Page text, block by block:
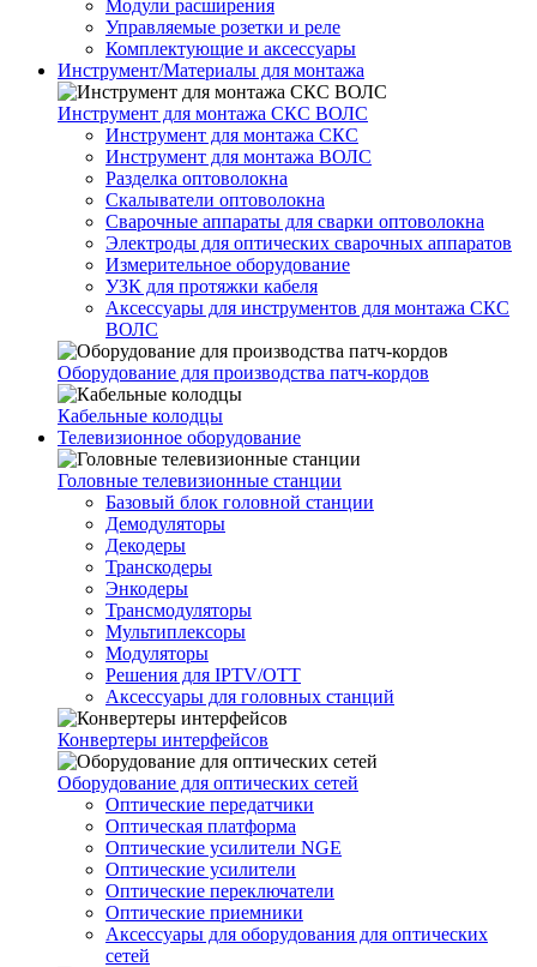
Модули расширения
Управляемые розетки и реле
Комплектующие и аксессуары
Инструмент/Материалы для монтажа
Инструмент для монтажа СКС ВОЛС
Инструмент для монтажа СКС
Инструмент для монтажа ВОЛС
Разделка оптоволокна
Скалыватели оптоволокна
Сварочные аппараты для сварки оптоволокна
Электроды для оптических сварочных аппаратов
Измерительное оборудование
УЗК для протяжки кабеля
Аксессуары для инструментов для монтажа СКС
ВОЛС
Оборудование для производства патч-кордов
Кабельные колодцы
Телевизионное оборудование
Головные телевизионные станции
Базовый блок головной станции
Демодуляторы
Декодеры
Транскодеры
Энкодеры
Трансмодуляторы
Мультиплексоры
Модуляторы
Решения для IPTV/OTT
Аксессуары для головных станций
Конвертеры интерфейсов
Оборудование для оптических сетей
Оптические передатчики
Оптическая платформа
Оптические усилители NGE
Оптические усилители
Оптические переключатели
Оптические приемники
Аксессуары для оборудования для оптических
сетей